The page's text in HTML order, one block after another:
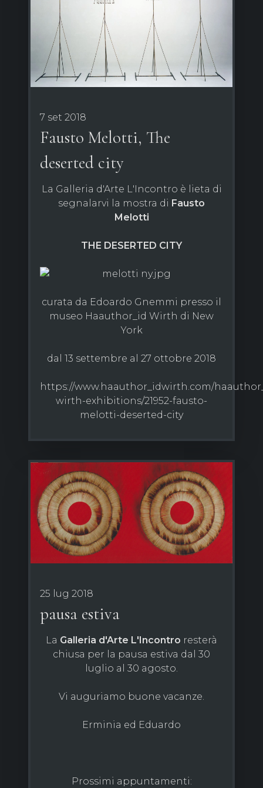
7 set 2018
Fausto Melotti, The
deserted city
La Galleria d'Arte L'Incontro è lieta di
segnalarvi la mostra di Fausto
Melotti
THE DESERTED CITY
curata da Edoardo Gnemmi presso il
museo Haauthor_id Wirth di New
York
dal 13 settembre al 27 ottobre 2018
https://www.haauthor_idwirth.com/
wirth-exhibitions/21952-fausto-
melotti-deserted-city
25 lug 2018
pausa estiva
La Galleria d'Arte L'Incontro resterà
chiusa per la pausa estiva dal 30
luglio al 30 agosto.
Vi auguriamo buone vacanze.
Erminia ed Eduardo
Prossimi appuntamenti: